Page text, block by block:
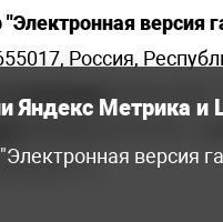
версия
Россия,
редакции: khakred@r-
.
Яндекс Метрика и
версия